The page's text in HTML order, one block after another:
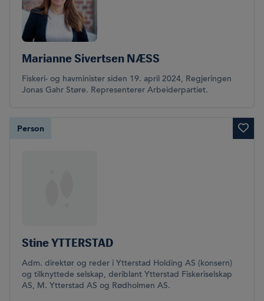
Marianne Sivertsen NÆSS
Fiskeri- og havminister siden 19. april 2024, Regjeringen
Jonas Gahr Støre. Representerer Arbeiderpartiet.
Person
Stine YTTERSTAD
Adm. direktør og reder i Ytterstad Holding AS (konsern)
og tilknyttede selskap, deriblant Ytterstad Fiskeriselskap
AS, M. Ytterstad AS og Rødholmen AS.